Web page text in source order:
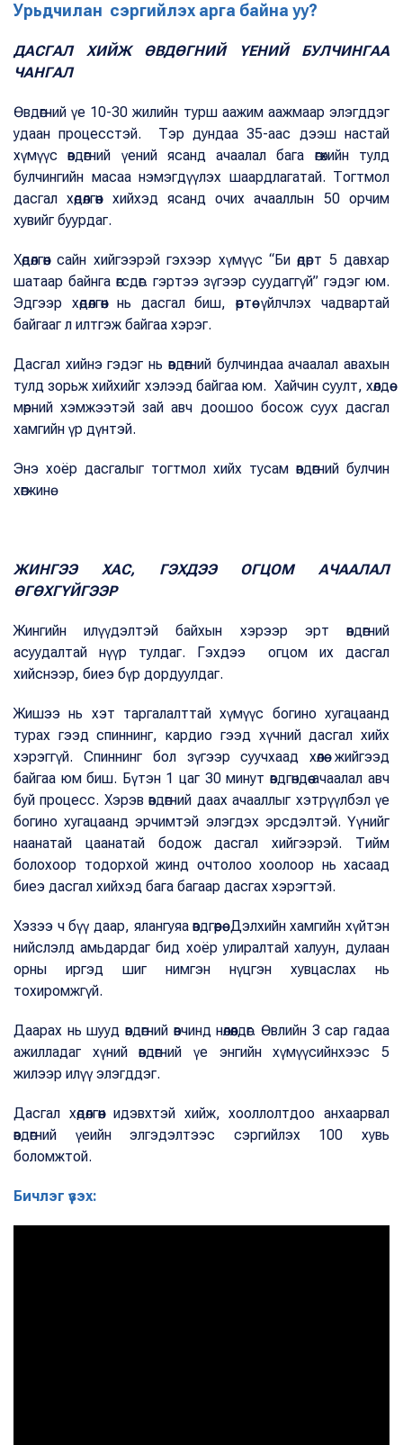
Урьдчилан сэргийлэх арга байна уу?
ДАСГАЛ ХИЙЖ ӨВДӨГНИЙ ҮЕНИЙ БУЛЧИНГАА
ЧАНГАЛ
Өвдөгний үе 10-30 жилийн турш аажим аажмаар элэгддэг
удаан процесстэй. Тэр дундаа 35-аас дээш настай
хүмүүс өвдөгний үений ясанд ачаалал бага өгөхийн тулд
булчингийн масаа нэмэгдүүлэх шаардлагатай. Тогтмол
дасгал хөдөлгөөн хийхэд ясанд очих ачааллын 50 орчим
хувийг буурдаг.
Хөдөлгөөн сайн хийгээрэй гэхээр хүмүүс “Би өдөрт 5 давхар
шатаар байнга өгсдөг. гэртээ зүгээр суудаггүй” гэдэг юм.
Эдгээр хөдөлгөөн нь дасгал биш, өөртөө үйлчлэх чадвартай
байгааг л илтгэж байгаа хэрэг.
Дасгал хийнэ гэдэг нь өвдөгний булчиндаа ачаалал авахын
тулд зорьж хийхийг хэлээд байгаа юм. Хайчин суулт, хөлдөө
мөрний хэмжээтэй зай авч доошоо босож суух дасгал
хамгийн үр дүнтэй.
Энэ хоёр дасгалыг тогтмол хийх тусам өвдөгний булчин
хөгжинө.
ЖИНГЭЭ ХАС, ГЭХДЭЭ ОГЦОМ АЧААЛАЛ
ӨГӨХГҮЙГЭЭР
Жингийн илүүдэлтэй байхын хэрээр эрт өвдөгний
асуудалтай нүүр тулдаг. Гэхдээ огцом их дасгал
хийснээр, биеэ бүр дордуулдаг.
Жишээ нь хэт таргалалттай хүмүүс богино хугацаанд
турах гээд спиннинг, кардио гээд хүчний дасгал хийх
хэрэггүй. Спиннинг бол зүгээр суучхаад хөлөө жийгээд
байгаа юм биш. Бүтэн 1 цаг 30 минут өвдгөндөө ачаалал авч
буй процесс. Хэрэв өвдөгний даах ачааллыг хэтрүүлбэл үе
богино хугацаанд эрчимтэй элэгдэх эрсдэлтэй. Үүнийг
наанатай цаанатай бодож дасгал хийгээрэй. Тийм
болохоор тодорхой жинд очтолоо хоолоор нь хасаад
биеэ дасгал хийхэд бага багаар дасгах хэрэгтэй.
Хэзээ ч бүү даар, ялангуяа өвдгөөрөө. Дэлхийн хамгийн хүйтэн
нийслэлд амьдардаг бид хоёр улиралтай халуун, дулаан
орны иргэд шиг нимгэн нүцгэн хувцаслах нь
тохиромжгүй.
Даарах нь шууд өвдөгний өвчинд нөлөөлдөг. Өвлийн 3 сар гадаа
ажилладаг хүний өвдөгний үе энгийн хүмүүсийнхээс 5
жилээр илүү элэгддэг.
Дасгал хөдөлгөөн идэвхтэй хийж, хооллолтдоо анхаарвал
өвдөгний үеийн элгэдэлтээс сэргийлэх 100 хувь
боломжтой.
Бичлэг үзэх: